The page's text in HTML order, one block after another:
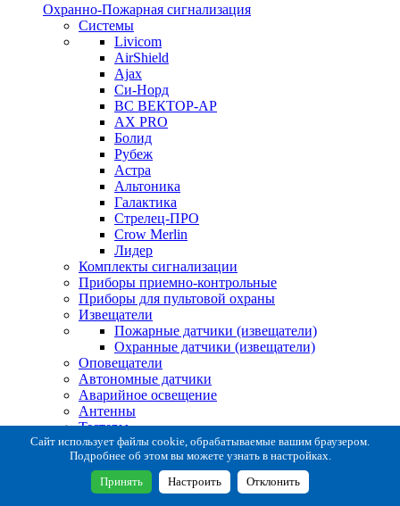
Охранно-Пожарная сигнализация
Системы
Livicom
AirShield
Ajax
Си-Норд
ВС ВЕКТОР-АР
AX PRO
Болид
Рубеж
Астра
Альтоника
Галактика
Стрелец-ПРО
Crow Merlin
Лидер
Комплекты сигнализации
Приборы приемно-контрольные
Приборы для пультовой охраны
Извещатели
Пожарные датчики (извещатели)
Охранные датчики (извещатели)
Оповещатели
Автономные датчики
Аварийное освещение
Антенны
Тестеры
Система сбора извещений
Расходные и монтажные материалы
Коробки коммутационные
Кронштейны для извещателей
Сайт использует файлы cookie, обрабатываемые вашим браузером.
Подробнее об этом вы можете узнать в настройках.
Принять Настроить Отклонить